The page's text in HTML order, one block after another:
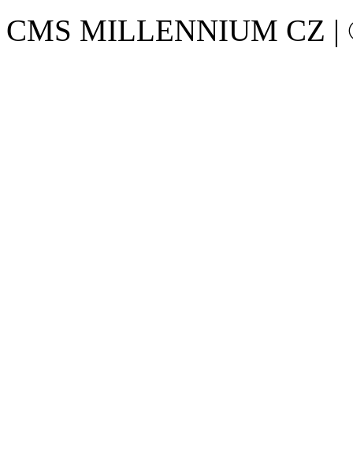
CMS MILLENNIUM CZ |